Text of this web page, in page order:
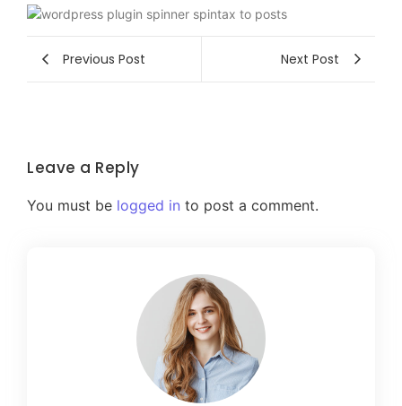
Previous Post Next Post
Leave a Reply
You must be logged in to post a comment.